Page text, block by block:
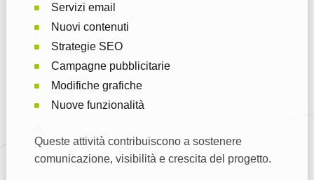
Servizi email
Nuovi contenuti
Strategie SEO
Campagne pubblicitarie
Modifiche grafiche
Nuove funzionalità
Queste attività contribuiscono a sostenere
comunicazione, visibilità e crescita del progetto.